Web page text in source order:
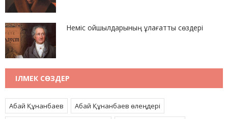
Неміс ойшылдарының ұлағатты сөздері
ІЛМЕК СӨЗДЕР
Абай Құнанбаев
Абай Құнанбаев өлеңдері